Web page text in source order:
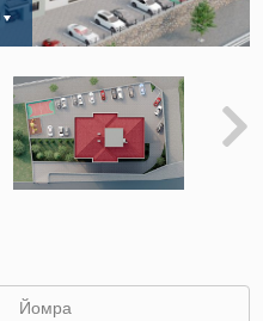
Йомра